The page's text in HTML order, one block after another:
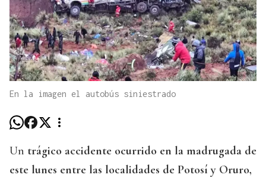
En la imagen el autobús siniestrado
Un trágico accidente ocurrido en la madrugada de
este lunes entre las localidades de Potosí y Oruro,